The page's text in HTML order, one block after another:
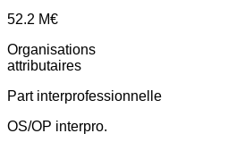
52.2 M€
Organisations
attributaires
Part interprofessionnelle
OS/OP interpro.